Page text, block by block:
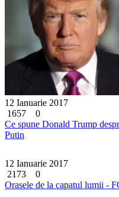
12 Ianuarie 2017
1657
0
Ce spune Donald Trump
Putin
12 Ianuarie 2017
2173
0
Orasele de la capatul lumii -